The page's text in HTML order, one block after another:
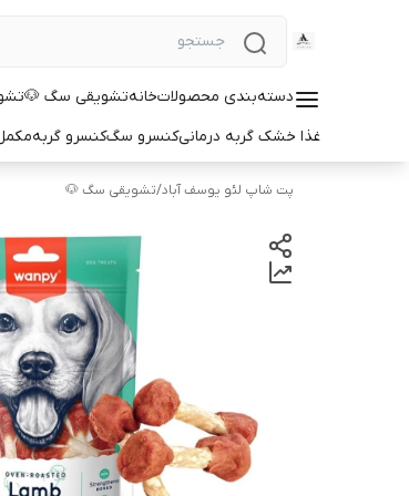
دسته‌بندی محصولاتخانهتشویقی سگ 🐶
غذا خشک گربه درمانیکنسرو سگکنسرو گربه
پت شاپ لئو یوسف آباد/تشویقی سگ 🐶